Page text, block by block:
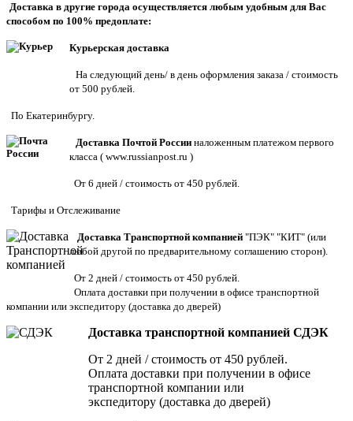
Доставка в другие города осуществляется любым удобным для Вас
способом по 100% предоплате:
Курьерская доставка
На следующий день/ в день оформления заказа / стоимость
от 500 рублей.
По Екатеринбургу.
Доставка Почтой России наложенным платежом первого
класса ( www.russianpost.ru )
От 6 дней / стоимость от 450 рублей.
Тарифы и Отслеживание
Доставка Транспортной компанией "ПЭК" "КИТ" (или
любой другой по предварительному соглашению сторон).
От 2 дней / стоимость от 450 рублей.
Оплата доставки при получении в офисе транспортной
компании или экспедитору (доставка до дверей)
Доставка транспортной компанией СДЭК
От 2 дней / стоимость от 450 рублей.
Оплата доставки при получении в офисе
транспортной компании или
экспедитору (доставка до дверей)